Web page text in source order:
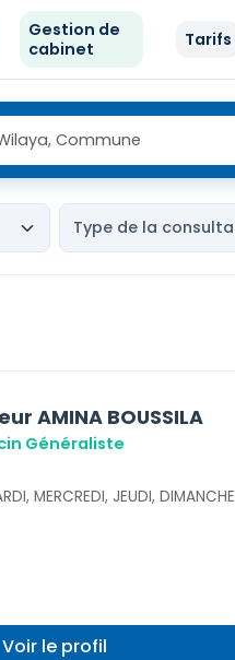
Gestion de
cabinet
Tarifs
AMINA BOUSSILA
Généraliste
MERCREDI, JEUDI, DIMANCHE
Voir le profil